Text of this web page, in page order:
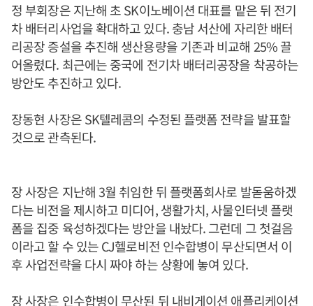
정 부회장은 지난해 초 SK이노베이션 대표를 맡은 뒤 전기
차 배터리사업을 확대하고 있다. 충남 서산에 자리한 배터
리공장 증설을 추진해 생산용량을 기존과 비교해 25% 끌
어올렸다. 최근에는 중국에 전기차 배터리공장을 착공하는
방안도 추진하고 있다.
장동현 사장은 SK텔레콤의 수정된 플랫폼 전략을 발표할
것으로 관측된다.
장 사장은 지난해 3월 취임한 뒤 플랫폼회사로 발돋움하겠
다는 비전을 제시하고 미디어, 생활가치, 사물인터넷 플랫
폼을 집중 육성하겠다는 방안을 내놨다. 그런데 그 첫걸음
이라고 할 수 있는 CJ헬로비전 인수합병이 무산되면서 이
후 사업전략을 다시 짜야 하는 상황에 놓여 있다.
장 사장은 인수합병이 무산된 뒤 내비게이션 애플리케이션